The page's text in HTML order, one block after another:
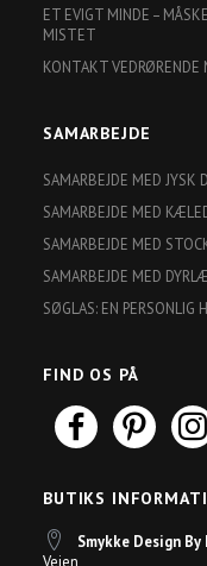
ET EVIGT MINDE –
MISTET
KONTAKT VEDRØRENDE
SAMARBEJDE
SAMARBEJDE MED JYSK
SAMARBEJDE MED
SAMARBEJDE MED
SAMARBEJDE MED
SØGLAS: EN PERSONLIG
FIND OS PÅ
BUTIKS
Smykke Design
Vejen